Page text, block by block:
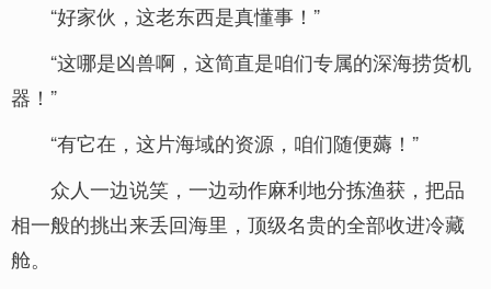
“好家伙，这老东西是真懂事！”
“这哪是凶兽啊，这简直是咱们专属的深海捞货机
器！”
“有它在，这片海域的资源，咱们随便薅！”
众人一边说笑，一边动作麻利地分拣渔获，把品
相一般的挑出来丢回海里，顶级名贵的全部收进冷藏
舱。